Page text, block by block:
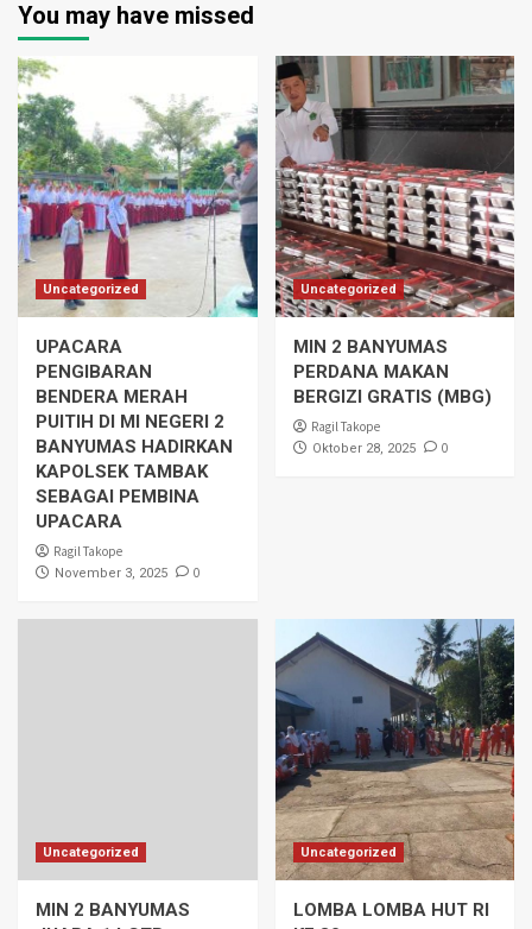
You may have missed
Uncategorized
UPACARA
PENGIBARAN
BENDERA MERAH
PUITIH DI MI NEGERI 2
BANYUMAS HADIRKAN
KAPOLSEK TAMBAK
SEBAGAI PEMBINA
UPACARA
Ragil Takope
November 3, 2025 0
Uncategorized
MIN 2 BANYUMAS
PERDANA MAKAN
BERGIZI GRATIS (MBG)
Ragil Takope
Oktober 28, 2025 0
Uncategorized
MIN 2 BANYUMAS
Uncategorized
LOMBA LOMBA HUT RI